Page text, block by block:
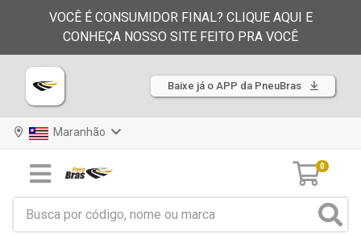
VOCÊ É CONSUMIDOR FINAL? CLIQUE AQUI E
CONHEÇA NOSSO SITE FEITO PRA VOCÊ
Baixe já o APP da PneuBras
Maranhão
0